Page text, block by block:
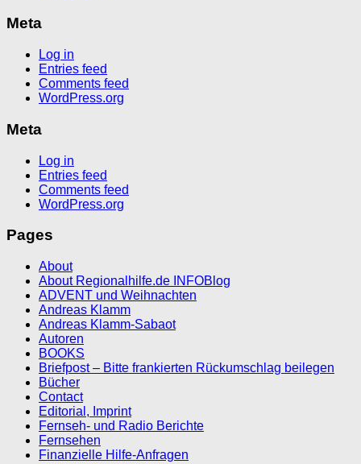
Meta
Log in
Entries feed
Comments feed
WordPress.org
Meta
Log in
Entries feed
Comments feed
WordPress.org
Pages
About
About Regionalhilfe.de INFOBlog
ADVENT und Weihnachten
Andreas Klamm
Andreas Klamm-Sabaot
Autoren
BOOKS
Briefpost – Bitte frankierten Rückumschlag beilegen
Bücher
Contact
Editorial, Imprint
Fernseh- und Radio Berichte
Fernsehen
Finanzielle Hilfe-Anfragen